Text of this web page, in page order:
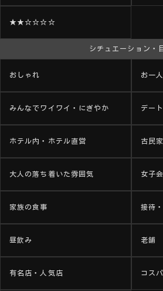
★★☆☆☆☆
シチュエーション・
おしゃれ お一
みんなでワイワイ・にぎやか デート
ホテル内・ホテル直営 古民家
大人の落ち着いた雰囲気 女子会
家族の食事 接待
昼飲み 老舗
有名店・人気店 コス